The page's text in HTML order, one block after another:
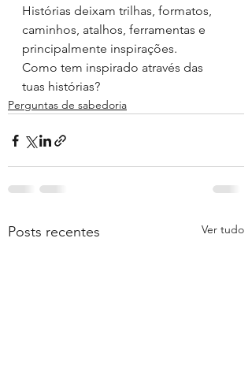
Histórias deixam trilhas, formatos,
caminhos, atalhos, ferramentas e
principalmente inspirações.
Como tem inspirado através das
tuas histórias?
Perguntas de sabedoria
Posts recentes Ver tudo